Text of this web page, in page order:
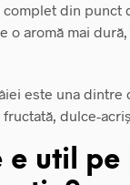
complet din punct
o aromă mai
este una
dulce-
e util